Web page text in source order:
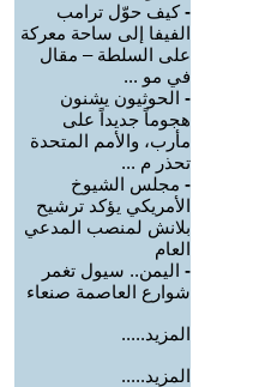
-كيف حوّل ترامب
الفيفا إلى ساحة معركة
على السلطة – مقال
في مو ...
- الحوثيون يشنون
هجوماً جديداً على
مأرب، والأمم المتحدة
تحذر م ...
- مجلس الشيوخ
الأمريكي يؤكد ترشيح
بلانش لمنصب المدعي
العام
- اليمن.. سيول تغمر
شوارع العاصمة صنعاء
المزيد.....
المزيد.....